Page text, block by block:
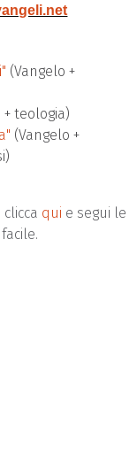
(Vangelo +
+ teologia)
(Vangelo +
qui e segui le